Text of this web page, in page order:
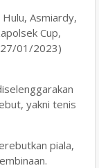
Asmiardy,
Cup,
01/2023)
yakni tenis
piala,